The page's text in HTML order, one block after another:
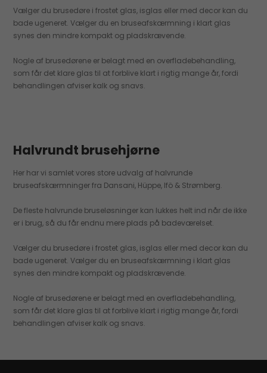
Vælger du brusedøre i frostet glas, isglas eller med decor kan du
bade ugeneret. Vælger du en bruseafskærmning i klart glas
synes den mindre kompakt og pladskrævende.
Nogle af brusedørene er belagt med en overfladebehandling,
som får det klare glas til at forblive klart i rigtig mange år, fordi
behandlingen afviser kalk og snavs.
Halvrundt brusehjørne
Her har vi samlet vores store udvalg af halvrunde
bruseafskærmninger fra Dansani, Hüppe, Ifö & Strømberg.
De fleste halvrunde bruseløsninger kan lukkes helt ind når de ikke
er i brug, så du får endnu mere plads på badeværelset.
Vælger du brusedøre i frostet glas, isglas eller med decor kan du
bade ugeneret. Vælger du en bruseafskærmning i klart glas
synes den mindre kompakt og pladskrævende.
Nogle af brusedørene er belagt med en overfladebehandling,
som får det klare glas til at forblive klart i rigtig mange år, fordi
behandlingen afviser kalk og snavs.